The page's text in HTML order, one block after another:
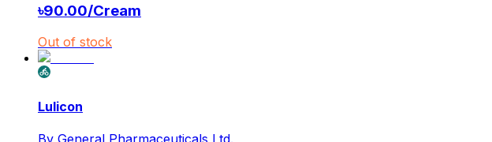
৳90.00/Cream
Out of stock
Lulicon
By General Pharmaceuticals Ltd.